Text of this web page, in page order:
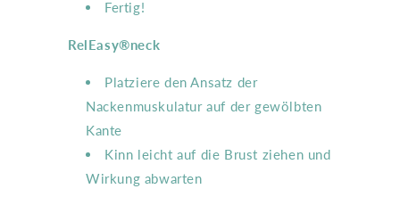
Fertig!
RelEasy®neck
Platziere den Ansatz der
Nackenmuskulatur auf der gewölbten
Kante
Kinn leicht auf die Brust ziehen und
Wirkung abwarten